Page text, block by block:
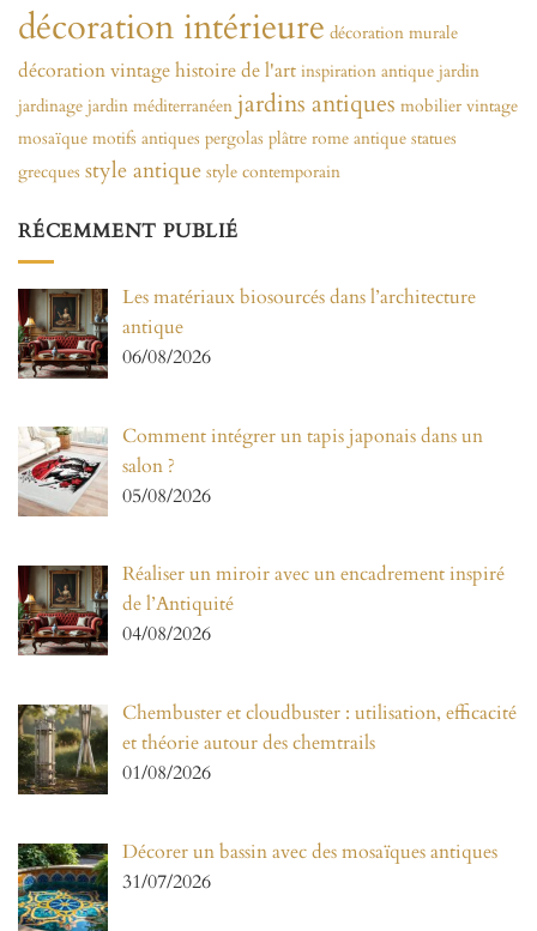
décoration intérieure décoration murale
décoration vintagehistoire de l'art inspiration antique jardin
jardinage jardin méditerranéen jardins antiques mobilier vintage
mosaïque motifs antiques pergolas plâtre rome antique statues
grecques style antique style contemporain
RÉCEMMENT PUBLIÉ
Les matériaux biosourcés dans l’architecture
antique
06/08/2026
Comment intégrer un tapis japonais dans un
salon ?
05/08/2026
Réaliser un miroir avec un encadrement inspiré
de l’Antiquité
04/08/2026
Chembuster et cloudbuster : utilisation, efficacité
et théorie autour des chemtrails
01/08/2026
Décorer un bassin avec des mosaïques antiques
31/07/2026